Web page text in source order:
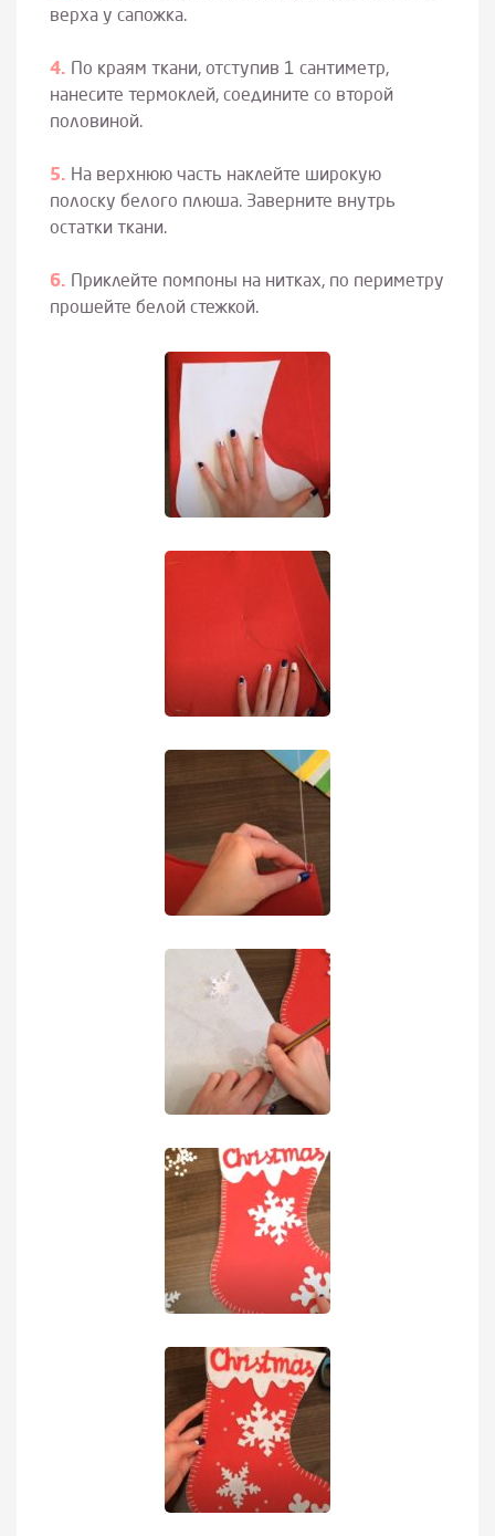
верха у сапожка.
По краям ткани, отступив 1 сантиметр,
нанесите термоклей, соедините со второй
половиной.
На верхнюю часть наклейте широкую
полоску белого плюша. Заверните внутрь
остатки ткани.
Приклейте помпоны на нитках, по периметру
прошейте белой стежкой.